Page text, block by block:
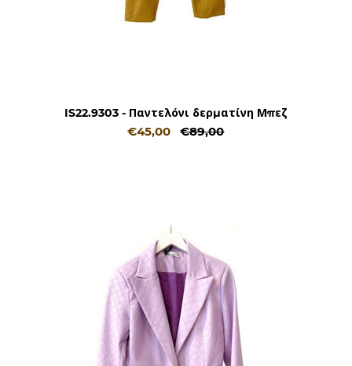
IS22.9303 - Παντελόνι δερματίνη Μπεζ
€45,00 €89,00